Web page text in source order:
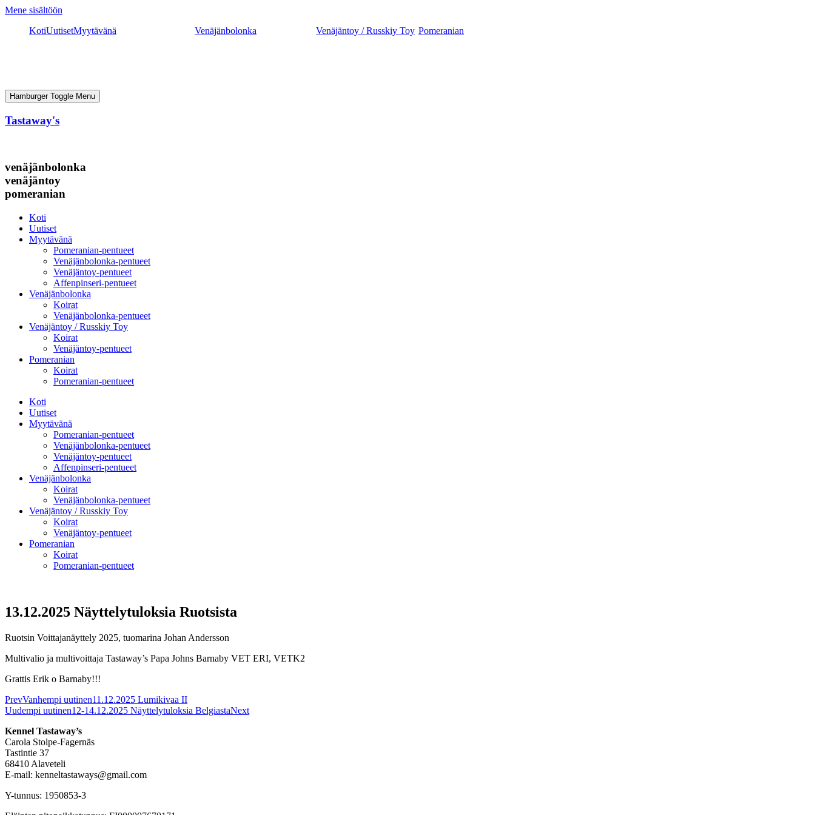
Mene sisältöön
KotiUutisetMyytävänä Venäjänbolonka Venäjäntoy / Russkiy Toy Pomeranian
Hamburger Toggle Menu
Tastaway's
venäjänbolonka
venäjäntoy
pomeranian
Koti
Uutiset
Myytävänä
Pomeranian-pentueet
Venäjänbolonka-pentueet
Venäjäntoy-pentueet
Affenpinseri-pentueet
Venäjänbolonka
Koirat
Venäjänbolonka-pentueet
Venäjäntoy / Russkiy Toy
Koirat
Venäjäntoy-pentueet
Pomeranian
Koirat
Pomeranian-pentueet
Koti
Uutiset
Myytävänä
Pomeranian-pentueet
Venäjänbolonka-pentueet
Venäjäntoy-pentueet
Affenpinseri-pentueet
Venäjänbolonka
Koirat
Venäjänbolonka-pentueet
Venäjäntoy / Russkiy Toy
Koirat
Venäjäntoy-pentueet
Pomeranian
Koirat
Pomeranian-pentueet
13.12.2025 Näyttelytuloksia Ruotsista
Ruotsin Voittajanäyttely 2025, tuomarina Johan Andersson
Multivalio ja multivoittaja Tastaway’s Papa Johns Barnaby VET ERI, VETK2
Grattis Erik o Barnaby!!!
PrevVanhempi uutinen11.12.2025 Lumikivaa II
Uudempi uutinen12-14.12.2025 Näyttelytuloksia BelgiastaNext
Kennel Tastaway’s
Carola Stolpe-Fagernäs
Tastintie 37
68410 Alaveteli
E-mail: kenneltastaways@gmail.com
Y-tunnus: 1950853-3